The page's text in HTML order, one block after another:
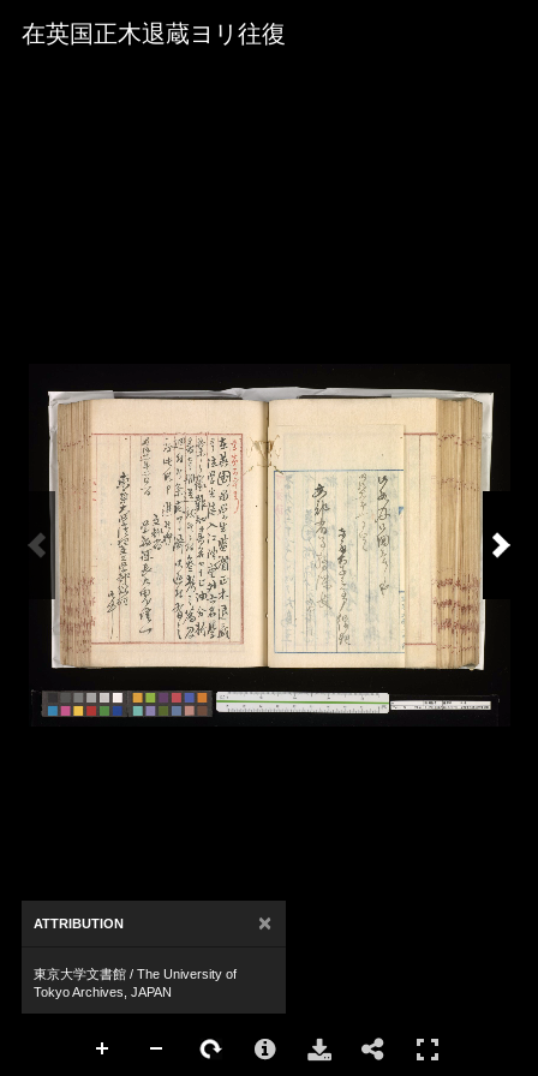
Media Viewer
在英国正木退蔵ヨリ往復
ATTRIBUTION ×
東京大学文書館 / The University of
Tokyo Archives, JAPAN